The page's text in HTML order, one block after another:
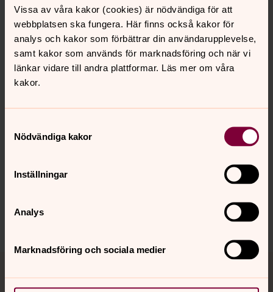
Vissa av våra kakor (cookies) är nödvändiga för att
webbplatsen ska fungera. Här finns också kakor för
analys och kakor som förbättrar din användarupplevelse,
samt kakor som används för marknadsföring och när vi
länkar vidare till andra plattformar. Läs mer om våra
kakor.
Nödvändiga kakor
Inställningar
Analys
Marknadsföring och sociala medier
Polismyndigheten har förtydligat vilka som ska räknas
som deltagare och utifrån det har biskopsmötet den 24
november uppdaterat sina råd. För begravningar gäller
att max 20 personer exklusive medverkande kan
närvara. Medverkande utöver de 20 bör innefatta så få
personer som möjligt.​
innehåll?
Dela
Tillbaka till toppen
Tillbaka till innehållet